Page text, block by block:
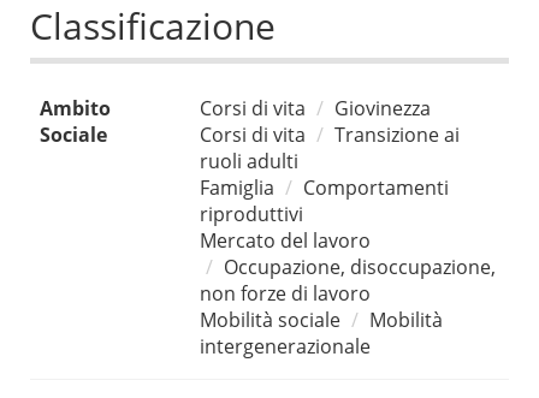
Classificazione
Ambito
Sociale
Corsi di vita
Giovinezza
Corsi di vita
Transizione ai
ruoli adulti
Famiglia
Comportamenti
riproduttivi
Mercato del lavoro
Occupazione, disoccupazione,
non forze di lavoro
Mobilità sociale
Mobilità
intergenerazionale